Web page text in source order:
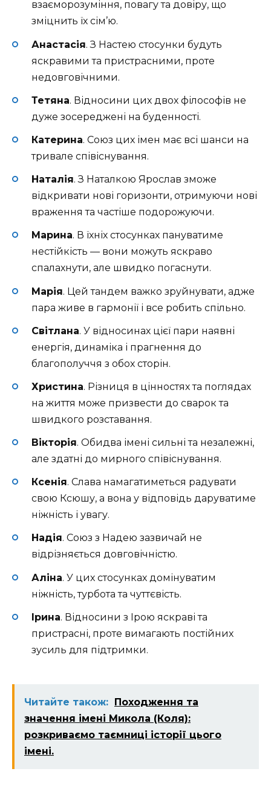
взаєморозуміння, повагу та довіру, що
зміцнить їх сім’ю.
Анастасія. З Настею стосунки будуть
яскравими та пристрасними, проте
недовговічними.
Тетяна. Відносини цих двох філософів не
дуже зосереджені на буденності.
Катерина. Союз цих імен має всі шанси на
тривале співіснування.
Наталія. З Наталкою Ярослав зможе
відкривати нові горизонти, отримуючи нові
враження та частіше подорожуючи.
Марина. В їхніх стосунках пануватиме
нестійкість — вони можуть яскраво
спалахнути, але швидко погаснути.
Марія. Цей тандем важко зруйнувати, адже
пара живе в гармонії і все робить спільно.
Світлана. У відносинах цієї пари наявні
енергія, динаміка і прагнення до
благополуччя з обох сторін.
Христина. Різниця в цінностях та поглядах
на життя може призвести до сварок та
швидкого розставання.
Вікторія. Обидва імені сильні та незалежні,
але здатні до мирного співіснування.
Ксенія. Слава намагатиметься радувати
свою Ксюшу, а вона у відповідь даруватиме
ніжність і увагу.
Надія. Союз з Надею зазвичай не
відрізняється довговічністю.
Аліна. У цих стосунках домінуватим
ніжність, турбота та чуттєвість.
Ірина. Відносини з Ірою яскраві та
пристрасні, проте вимагають постійних
зусиль для підтримки.
Читайте також: Походження та
значення імені Микола (Коля):
розкриваємо таємниці історії цього
імені.